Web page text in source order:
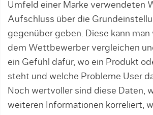
Umfeld einer Marke verwendeten
Aufschluss über die
gegenüber geben. Diese kann
dem Wettbewerber vergleichen
ein Gefühl dafür, wo ein Produkt
steht und welche Probleme User
Noch wertvoller sind diese Daten,
weiteren Informationen korreliert,